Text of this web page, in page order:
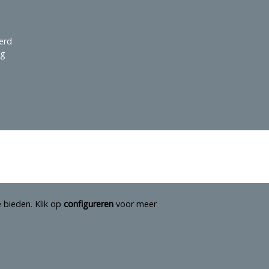
Klik op configureren voor meer